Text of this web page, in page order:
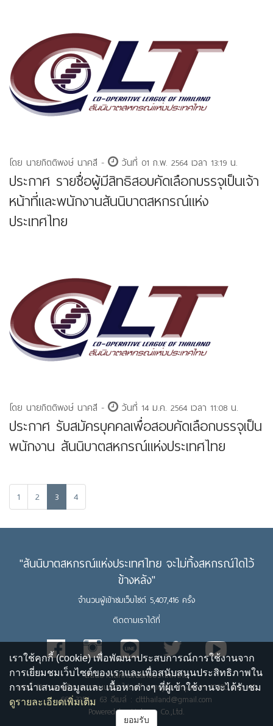
โดย นายกิตติพงษ์ นาคสี - วันที่ 01 ก.พ. 2564 เวลา 13:19 น.
ประกาศ รายชื่อผู้มีสิทธิสอบคัดเลือกบรรจุเป็นเจ้า
หน้าที่และพนักงานสันนิบาตสหกรณ์แห่ง
ประเทศไทย
โดย นายกิตติพงษ์ นาคสี - วันที่ 14 ม.ค. 2564 เวลา 11:08 น.
ประกาศ รับสมัครบุคคลเพื่อสอบคัดเลือกบรรจุเป็น
พนักงาน สันนิบาตสหกรณ์แห่งประเทศไทย
1 2 3 4
"สันนิบาตสหกรณ์แห่งประเทศไทย จะไม่ทิ้งสหกรณ์ใดไว้
ข้างหลัง"
จำนวนผู้เข้าชมเว็บไซต์ 5,407,416 ครั้ง
ติดตามเราได้ที่
สันนิบาตสหกรณ์แห่งประเทศไทย
เลขที่ 13 ถนนพิชัย แขวงถนนนครไชยศรี เขตดุสิต กรุงเทพฯ 10300 โทร. 02
669 3254 - 63 อีเมล์ : cltthailand@gmail.com
Powered by Upbean Co.,Ltd.
เราใช้คุกกี้ (cookie) เพื่อพัฒนาประสบการณ์การใช้งานจาก
การเยี่ยมชมเว็บไซต์ของเราและเพื่อสนับสนุนประสิทธิภาพใน
การนำเสนอข้อมูลและ เนื้อหาต่างๆ ที่ผู้เข้าใช้งานจะได้รับชม
ดูรายละเอียดเพิ่มเติม
ยอมรับ